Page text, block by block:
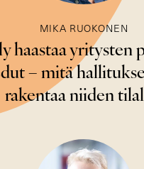
MIKA RUOKONEN
haastaa yritysten
– mitä
rakentaa niiden